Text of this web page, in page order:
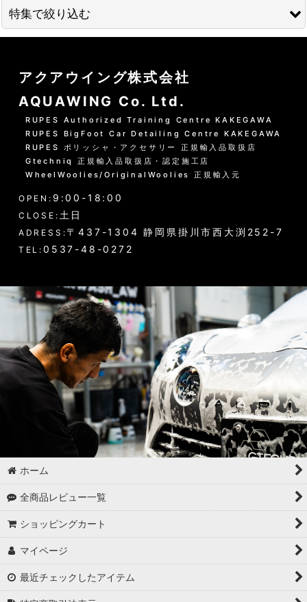
並び順 :
特集で絞り込む
水洗いの方法
グリーンシャンプー洗車の方法
PHリフレッシュシャンプー洗車
黒い筋状の水垢・古い保護層
ホイール・タイヤの洗浄
エンジンルーム・タイヤハウスなど
ドア・トランクの内側（インナー）の洗浄
ゴムパーツの洗浄
各パーツの脱脂
02 -------------------
ボディコーティング（通常カラー）
ボディコーティング（マットカラー）
アルミホイールコーティング（クリアーコートなし アルミ素地
）
アルミホイールコーティング（メッキ・スパッタリング）
アルミホイールコーティング（艶消〜半艶 マットカラー）
アルミホイールコーティング（クリアーなし ソリッドカラー塗
アクアウイング株式会社
AQUAWING Co. Ltd.
RUPES Authorized Training Centre KAKEGAWA
RUPES BigFoot Car Detailing Centre KAKEGAWA
RUPES ポリッシャ・アクセサリー 正規輸入品取扱店
Gtechniq 正規輸入品取扱店・認定施工店
WheelWoolies/OriginalWoolies 正規輸入元
OPEN: 9:00-18:00
CLOSE: 土日
ADRESS: 〒437-1304 静岡県掛川市西大渕252-7
TEL: 0537-48-0272
ホーム
全商品レビュー一覧
ショッピングカート
マイページ
最近チェックしたアイテム